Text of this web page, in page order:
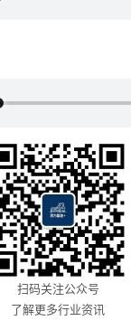
扫码关注公众号
了解更多行业资讯